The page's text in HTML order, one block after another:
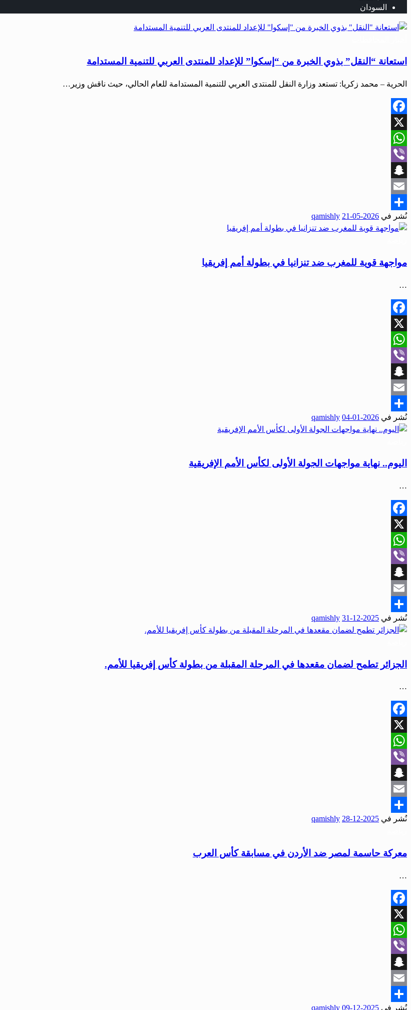
السودان
استعانة “النقل” بذوي الخبرة من “إسكوا” للإعداد للمنتدى العربي للتنمية المستدامة
الحرية – محمد زكريا: تستعد وزارة النقل للمنتدى العربي للتنمية المستدامة للعام الحالي، حيث ناقش وزير…
Facebook
X
WhatsApp
Viber
Snapchat
Email
Share
نُشر في 2026-05-21
qamishly
مواجهة قوية للمغرب ضد تنزانيا في بطولة أمم إفريقيا
…
Facebook
X
WhatsApp
Viber
Snapchat
Email
Share
نُشر في 2026-01-04
qamishly
اليوم.. نهاية مواجهات الجولة الأولى لكأس الأمم الإفريقية
…
Facebook
X
WhatsApp
Viber
Snapchat
Email
Share
نُشر في 2025-12-31
qamishly
الجزائر تطمح لضمان مقعدها في المرحلة المقبلة من بطولة كأس إفريقيا للأمم.
…
Facebook
X
WhatsApp
Viber
Snapchat
Email
Share
نُشر في 2025-12-28
qamishly
معركة حاسمة لمصر ضد الأردن في مسابقة كأس العرب
…
Facebook
X
WhatsApp
Viber
Snapchat
Email
نُشر في 2025-12-09
qamishly